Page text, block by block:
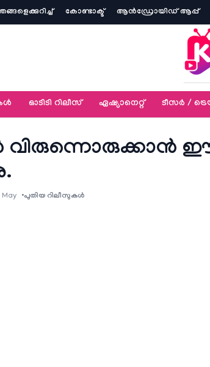
കോണ്ടാക്ട് ആൻഡ്രോയിഡ് ആപ്പ്
ഓടിടി റിലീസ് ഏഷ്യാനെറ്റ്‌ ടീസര്‍ /
ഈദ്
May പുതിയ റിലീസുകള്‍